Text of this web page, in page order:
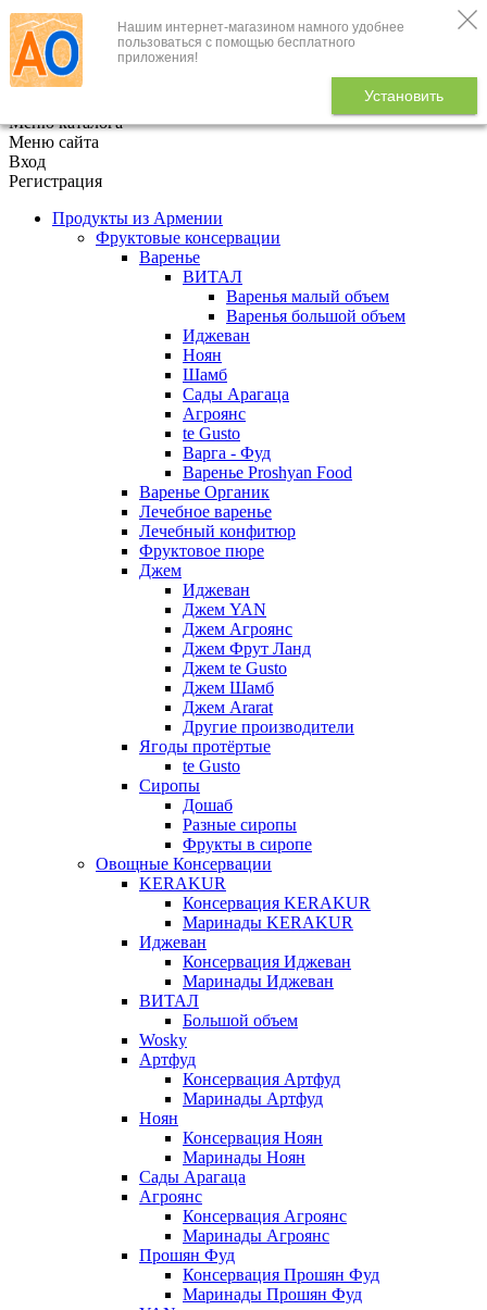
Нашим интернет-магазином намного удобнее
пользоваться с помощью бесплатного
приложения!
Установить
+7 (495) 646-888-1
В корзине
Меню каталога
Меню сайта
Вход
Регистрация
Продукты из Армении
Фруктовые консервации
Варенье
ВИТАЛ
Варенья малый объем
Варенья большой объем
Иджеван
Ноян
Шамб
Сады Арагаца
Агроянс
te Gusto
Варга - Фуд
Варенье Proshyan Food
Варенье Органик
Лечебное варенье
Лечебный конфитюр
Фруктовое пюре
Джем
Иджеван
Джем YAN
Джем Агроянс
Джем Фрут Ланд
Джем te Gusto
Джем Шамб
Джем Ararat
Другие производители
Ягоды протёртые
te Gusto
Сиропы
Дошаб
Разные сиропы
Фрукты в сиропе
Овощные Консервации
KERAKUR
Консервация KERAKUR
Маринады KERAKUR
Иджеван
Консервация Иджеван
Маринады Иджеван
ВИТАЛ
Большой объем
Wosky
Артфуд
Консервация Артфуд
Маринады Артфуд
Ноян
Консервация Ноян
Маринады Ноян
Сады Арагаца
Агроянс
Консервация Агроянс
Маринады Агроянс
Прошян Фуд
Консервация Прошян Фуд
Маринады Прошян Фуд